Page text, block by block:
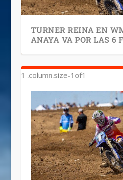
TURNER REINA EN
ANAYA VA POR LAS 6